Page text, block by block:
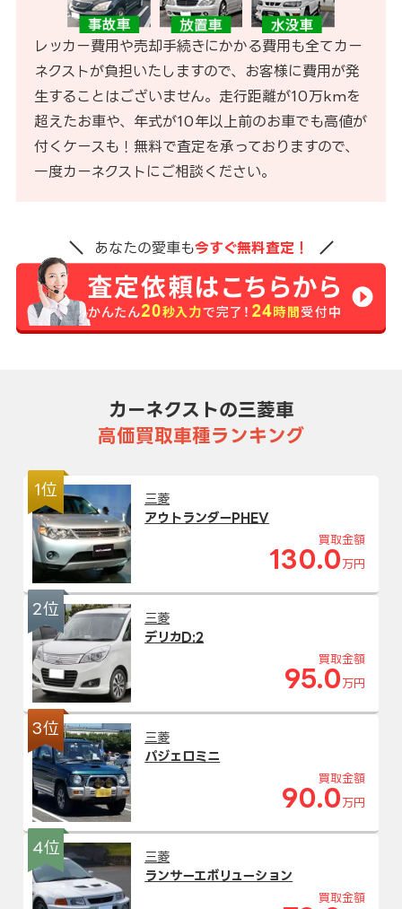
レッカー費用や売却手続きにかかる費用も全てカー
ネクストが負担いたしますので、お客様に費用が発
生することはございません。走行距離が10万kmを
超えたお車や、年式が10年以上前のお車でも高値が
付くケースも！無料で査定を承っておりますので、
一度カーネクストにご相談ください。
あなたの愛車も今すぐ無料査定！
カーネクストの三菱車
高価買取車種ランキング
1位
三菱
アウトランダーPHEV
買取金額
130.0 万円
2位
三菱
デリカD:2
買取金額
95.0 万円
3位
三菱
パジェロミニ
買取金額
90.0 万円
4位
三菱
ランサーエボリューション
買取金額